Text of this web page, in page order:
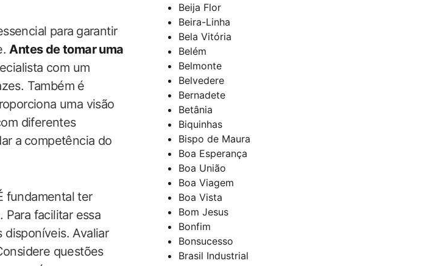
para ⁢garantir
Antes de tomar uma
com um
Também é
uma visão
​diferentes
a⁤ competência do
fundamental ter
facilitar essa​
disponíveis. Avaliar
questões‌
Beija Flor
Beira-Linha
Bela Vitória
Belém
Belmonte
Belvedere
Bernadete
Betânia
Biquinhas
Bispo de Maura
Boa Esperança
Boa União
Boa Viagem
Boa Vista
Bom Jesus
Bonfim
Bonsucesso
Brasil Industrial